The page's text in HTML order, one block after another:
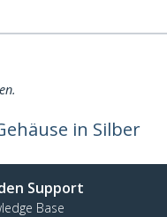
in Silber
Support
Base